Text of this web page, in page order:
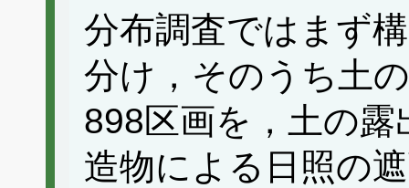
分布調査ではまず
分け，そのうち土
898区画を，土の
造物による日照の